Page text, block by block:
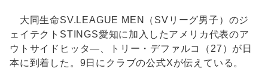
大同生命SV.LEAGUE MEN（SVリーグ男子）のジ
ェイテクトSTINGS愛知に加入したアメリカ代表のア
ウトサイドヒッタ―、トリー・デファルコ（27）が日
本に到着した。9日にクラブの公式Xが伝えている。